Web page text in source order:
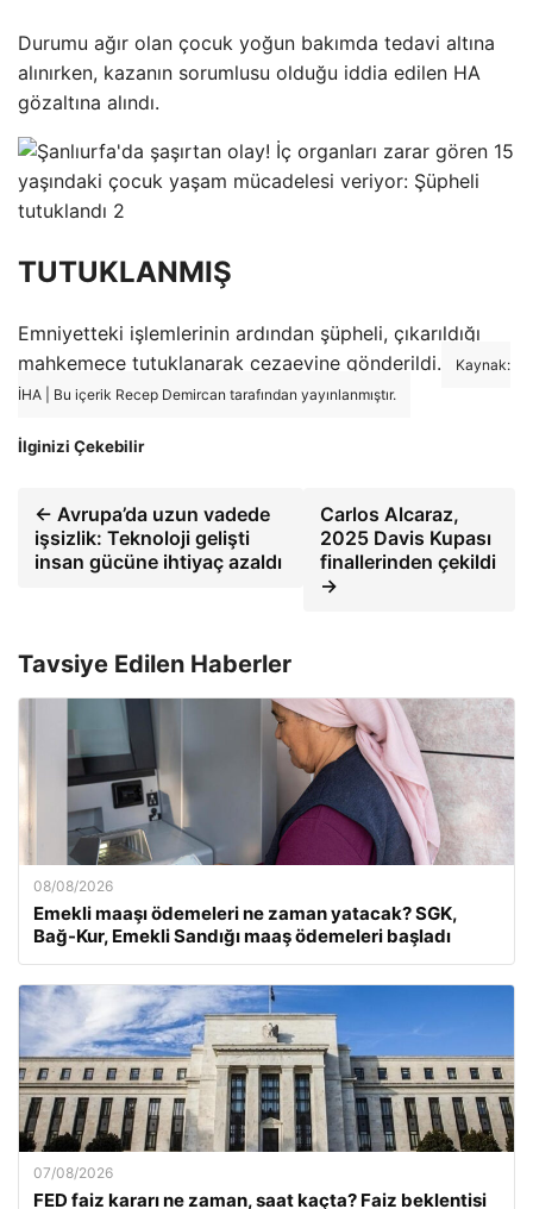
Durumu ağır olan çocuk yoğun bakımda tedavi altına
alınırken, kazanın sorumlusu olduğu iddia edilen HA
gözaltına alındı.
TUTUKLANMIŞ
Emniyetteki işlemlerinin ardından şüpheli, çıkarıldığı
mahkemece tutuklanarak cezaevine gönderildi.
Kaynak:
İHA | Bu içerik Recep Demircan tarafından yayınlanmıştır.
İlginizi Çekebilir
← Avrupa’da uzun vadede
işsizlik: Teknoloji gelişti
insan gücüne ihtiyaç azaldı
Carlos Alcaraz,
2025 Davis Kupası
finallerinden çekildi
→
Tavsiye Edilen Haberler
08/08/2026
Emekli maaşı ödemeleri ne zaman yatacak? SGK,
Bağ-Kur, Emekli Sandığı maaş ödemeleri başladı
07/08/2026
FED faiz kararı ne zaman, saat kaçta? Faiz beklentisi